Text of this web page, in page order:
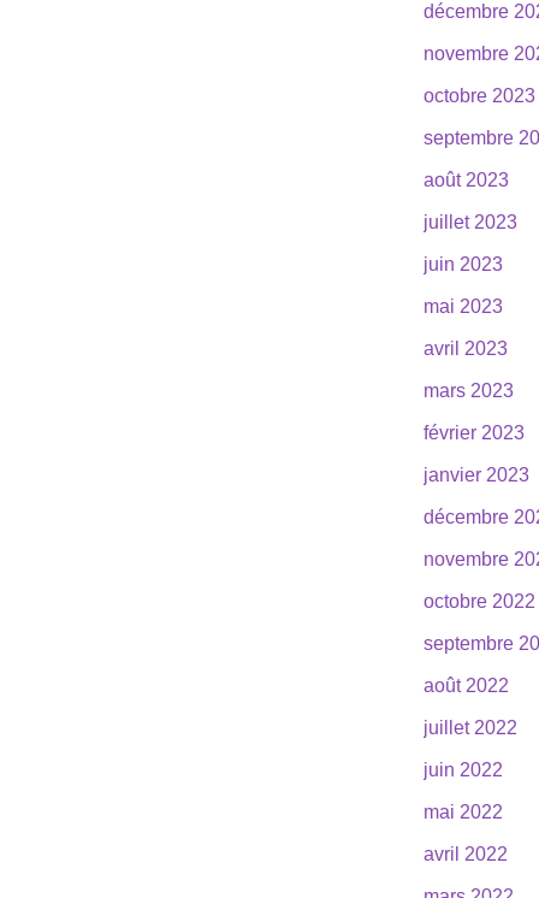
décembre
novembre
octobre 2023
septembre
août 2023
juillet 2023
juin 2023
mai 2023
avril 2023
mars 2023
février 2023
janvier 2023
décembre
novembre
octobre 2022
septembre
août 2022
juillet 2022
juin 2022
mai 2022
avril 2022